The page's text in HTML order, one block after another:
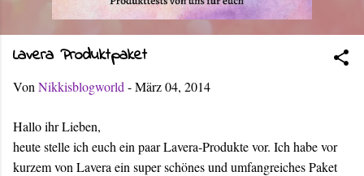
Lavera Produktpaket
Von Nikkisblogworld -März 04, 2014
Hallo ihr Lieben,
heute stelle ich euch ein paar Lavera-Produkte vor. Ich habe vor
kurzem von Lavera ein super schönes und umfangreiches Paket